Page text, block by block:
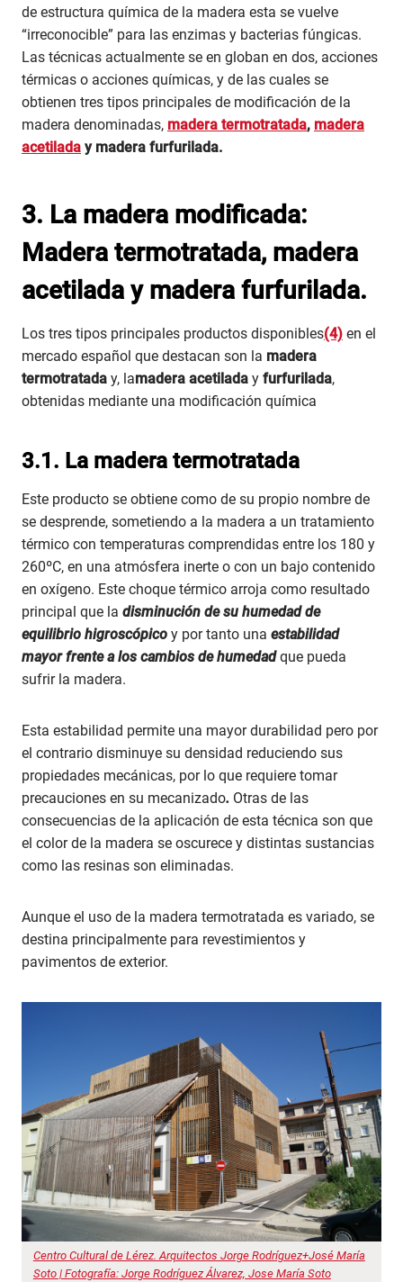
de estructura química de la madera esta se vuelve
“irreconocible” para las enzimas y bacterias fúngicas.
Las técnicas actualmente se en globan en dos, acciones
térmicas o acciones químicas, y de las cuales se
obtienen tres tipos principales de modificación de la
madera denominadas, madera termotratada, madera
acetilada y madera furfurilada.
3. La madera modificada:
Madera termotratada, madera
acetilada y madera furfurilada.
Los tres tipos principales productos disponibles(4) en el
mercado español que destacan son la madera
termotratada y, lamadera acetilada y furfurilada,
obtenidas mediante una modificación química
3.1. La madera termotratada
Este producto se obtiene como de su propio nombre de
se desprende, sometiendo a la madera a un tratamiento
térmico con temperaturas comprendidas entre los 180 y
260ºC, en una atmósfera inerte o con un bajo contenido
en oxígeno. Este choque térmico arroja como resultado
principal que la disminución de su humedad de
equilibrio higroscópico y por tanto una estabilidad
mayor frente a los cambios de humedadque pueda
sufrir la madera.
Esta estabilidad permite una mayor durabilidad pero por
el contrario disminuye su densidad reduciendo sus
propiedades mecánicas, por lo que requiere tomar
precauciones en su mecanizado. Otras de las
consecuencias de la aplicación de esta técnica son que
el color de la madera se oscurece y distintas sustancias
como las resinas son eliminadas.
Aunque el uso de la madera termotratada es variado, se
destina principalmente para revestimientos y
pavimentos de exterior.
Centro Cultural de Lérez. Arquitectos Jorge Rodríguez+José María
Soto | Fotografía: Jorge Rodríguez Álvarez, Jose María Soto